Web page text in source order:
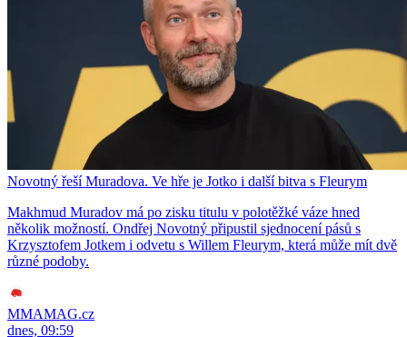
Novotný řeší Muradova. Ve hře je Jotko i další bitva s Fleurym
Makhmud Muradov má po zisku titulu v polotěžké váze hned
několik možností. Ondřej Novotný připustil sjednocení pásů s
Krzysztofem Jotkem i odvetu s Willem Fleurym, která může mít dvě
různé podoby.
MMAMAG.cz
dnes, 09:59